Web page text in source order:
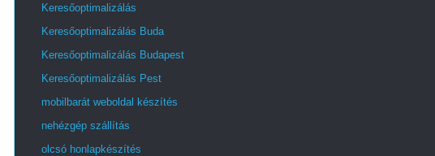
Keresőoptimalizálás
Keresőoptimalizálás Buda
Keresőoptimalizálás Budapest
Keresőoptimalizálás Pest
mobilbarát weboldal készítés
nehézgép szállítás
olcsó honlapkészítés